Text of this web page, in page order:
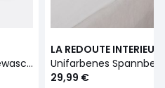
Kissenbezug Annaba, vorgewaschenes Leinen und Baumwolle
LA REDOUTE
29,99 €